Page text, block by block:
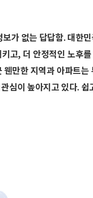
가 없는 답답함. 대한
고, 더 안정적인 노후를
만한 지역과 아파트는
심이 높아지고 있다.